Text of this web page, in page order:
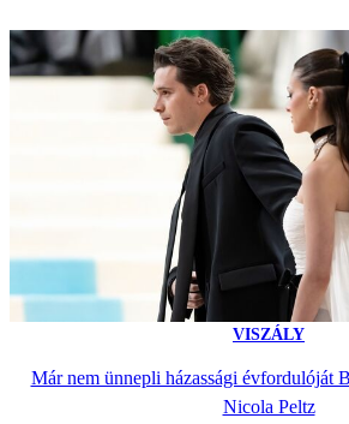
VISZÁLY
Már nem ünnepli házassági évfordulóját
Nicola Peltz